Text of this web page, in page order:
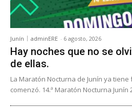
Junín adminERE - 6 agosto, 2026
Hay noches que no se
de ellas.
La Maratón Nocturna de Junín ya
comenzó. 14.ª Maratón Nocturna Junín